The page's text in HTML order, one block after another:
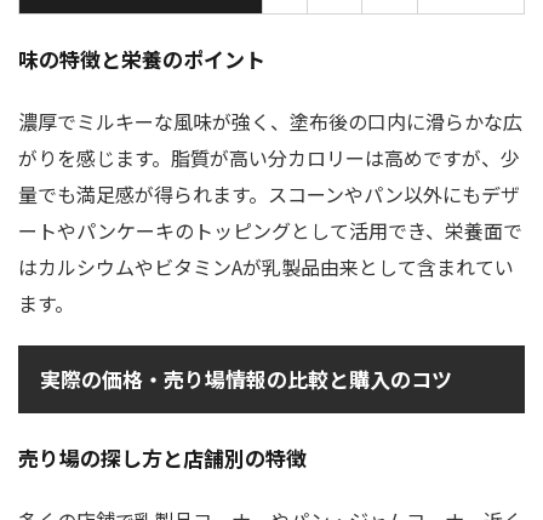
味の特徴と栄養のポイント
濃厚でミルキーな風味が強く、塗布後の口内に滑らかな広
がりを感じます。脂質が高い分カロリーは高めですが、少
量でも満足感が得られます。スコーンやパン以外にもデザ
ートやパンケーキのトッピングとして活用でき、栄養面で
はカルシウムやビタミンAが乳製品由来として含まれてい
ます。
実際の価格・売り場情報の比較と購入のコツ
売り場の探し方と店舗別の特徴